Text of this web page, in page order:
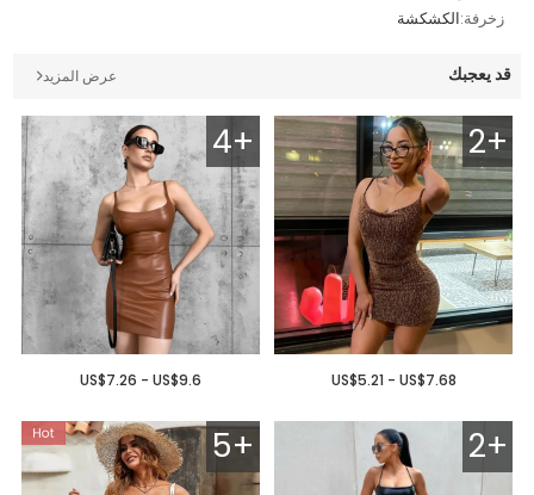
زخرفة:الكشكشة
قد يعجبك عرض المزيد
2+
US$5.21 - US$7.68
4+
US$7.26 - US$9.6
2+
5+